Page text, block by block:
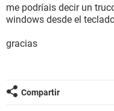
me podríais decir un
windows desde el
gracias
Compartir